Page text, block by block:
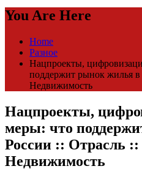
You Are Here
Home
Разное
Нацпроекты,
поддержит рынок жилья
Недвижимость
Нацпроекты,
меры: что
России :: Отрасль
Недвижимость